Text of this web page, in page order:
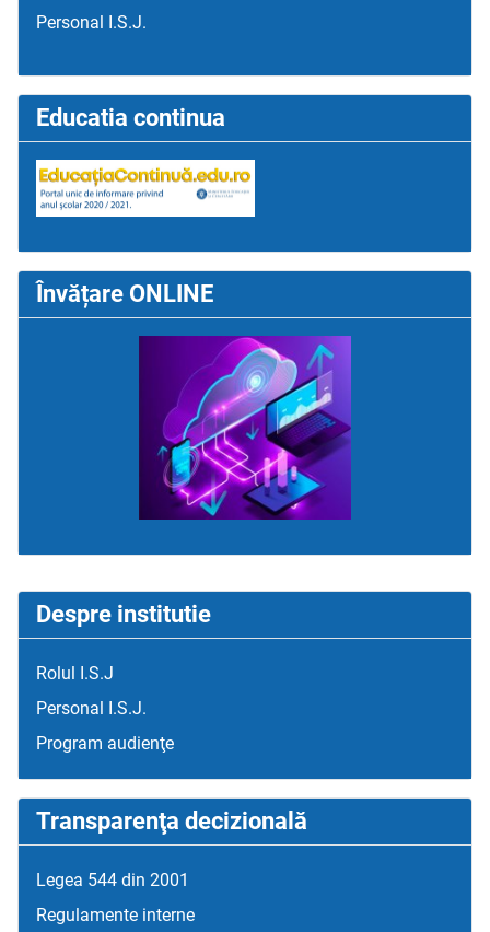
Despre institutie
Rolul I.S.J
Personal I.S.J.
Program audienţe
Transparenţa decizională
Legea 544 din 2001
Regulamente interne
Personal I.S.J.
Educatia continua
Învățare ONLINE